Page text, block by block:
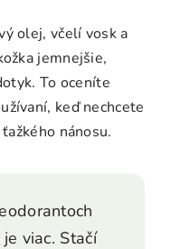
olej, včelí vosk a
jemnejšie,
To oceníte
keď nechcete
nánosu.
viac. Stačí